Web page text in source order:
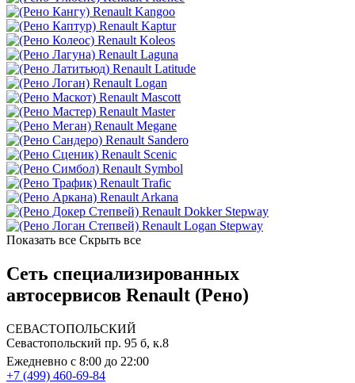
Renault Kangoo
Renault Kaptur
Renault Koleos
Renault Laguna
Renault Latitude
Renault Logan
Renault Mascott
Renault Master
Renault Megane
Renault Sandero
Renault Scenic
Renault Symbol
Renault Trafic
Renault Arkana
Renault Dokker Stepway
Renault Logan Stepway
Показать все Скрыть все
Сеть специализированных
автосервисов Renault (Рено)
СЕВАСТОПОЛЬСКИЙ
Севастопольский пр. 95 б, к.8
Ежедневно с 8:00 до 22:00
+7 (499) 460-69-84